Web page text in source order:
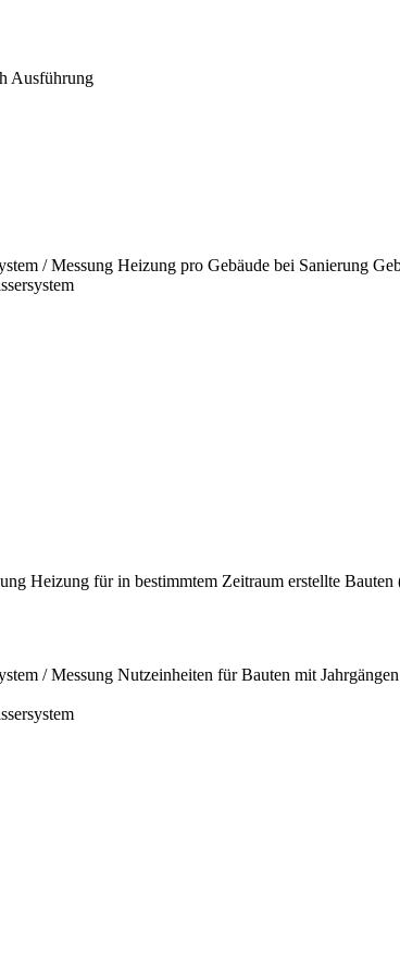
Ausführung
/ Messung Heizung pro Gebäude bei Sanierung
Heizung für in bestimmtem Zeitraum erstellte Bauten
/ Messung Nutzeinheiten für Bauten mit